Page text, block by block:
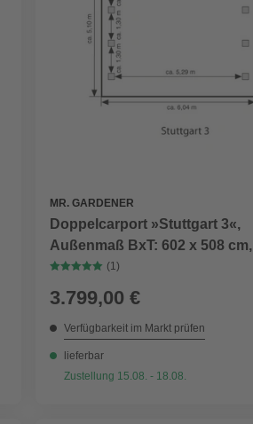
MR. GARDENER
Doppelcarport »Stuttgart 3«,
Außenmaß BxT: 602 x 508 cm,
braun, Holzart: Douglasie
(1)
3.799,00 €
Verfügbarkeit im Markt prüfen
lieferbar
Zustellung 15.08. - 18.08.